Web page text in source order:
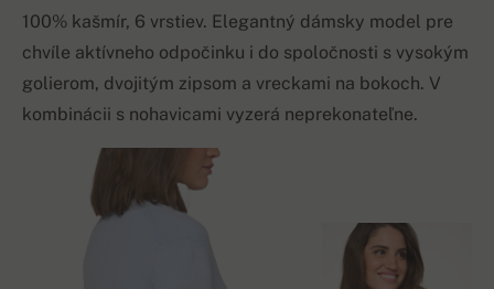
100% kašmír, 6 vrstiev. Elegantný dámsky model pre
chvíle aktívneho odpočinku i do spoločnosti s vysokým
golierom, dvojitým zipsom a vreckami na bokoch. V
kombinácii s nohavicami vyzerá neprekonateľne.